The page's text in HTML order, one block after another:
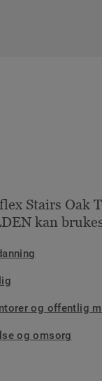
Stairs Oak
kan
og offentlig
og omsorg